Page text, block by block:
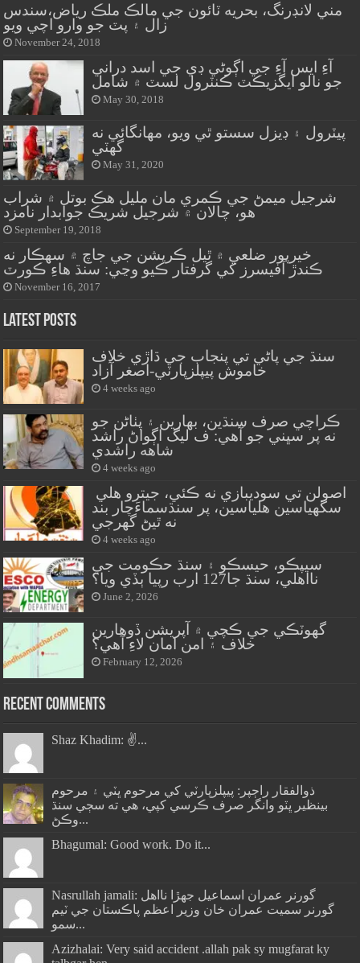
مني لانڊرنگ، بحريه ٽائون جي مالڪ ملڪ رياض،سندس
زال ۽ پٽ جو وارو اچي ويو
November 24, 2018
آءِ ايس آءِ جي اڳوڻي ڊي جي اسد دراني
جو نالو ايگزيڪٽ ڪنٽرول لسٽ ۾ شامل
May 30, 2018
پيٽرول ۽ ڊيزل سستو ٿي ويو، مهانگائي نه
گهٽي
May 31, 2020
شرجيل ميمڻ جي ڪمري مان مليل هڪ بوتل ۾ شراب
هو، چالان ۾ شرجيل شريڪ جوابدار نامزد
September 19, 2018
خيرپور ضلعي ۾ ٿيل ڪرپشن جي جاچ ۾ سهڪار نه
ڪندڙ آفيسرز کي گرفتار ڪيو وڃي: سنڌ هاءِ ڪورٽ
November 16, 2017
Latest Posts
سنڌ جي پاڻي تي پنجاب جي ڌاڙي خلاف
خاموش پيپلزپارٽي-اصغر آزاد
4 weeks ago
ڪراچي صرف سنڌين، بهارين ۽ پٺاڻن جو
نه پر سڀني جو آهي: ف ليگ اڳواڻ راشد
شاهه راشدي
4 weeks ago
سگهياسين هلياسين، پر سنڌسماءَچار بند
نه ٿيڻ گهرجي
4 weeks ago
سيپڪو، حيسڪو ۽ سنڌ حڪومت جي
نااهلي، سنڌ جا127 ارب رپيا ٻڏي ويا؟
June 2, 2026
گهوٽڪي جي ڪچي ۾ آپريشن ڏوهارين
خلاف ۽ امن امان لاءِ آهي؟
February 12, 2026
Recent Comments
Shaz Khadim: ✌️...
ذوالفقار راڄپر: پيپلزپارٽي کي مرحوم ڀٽي ۽ مرحوم
بينظير ڀٽو وانگر صرف ڪرسي کپي، هي ته سڄي سنڌ
وڪڻ...
Bhagumal: Good work. Do it...
Nasrullah jamali: گورنر عمران اسماعيل جھڙا نااهل
گورنر سميت عمران خان وزير اعظم پاڪستان جي ٽيم
سمو...
Azizhalai: Very said accident .allah pak sy mugfarat ky